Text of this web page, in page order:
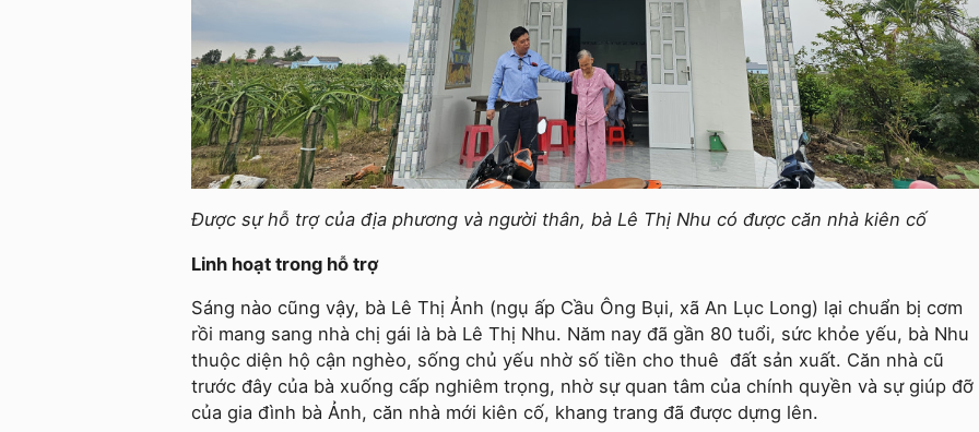
Được sự hỗ trợ của địa phương và người thân, bà Lê Thị Nhu có được căn nhà kiên cố
Linh hoạt trong hỗ trợ
Sáng nào cũng vậy, bà Lê Thị Ảnh (ngụ ấp Cầu Ông Bụi, xã An Lục Long) lại chuẩn bị cơm
rồi mang sang nhà chị gái là bà Lê Thị Nhu. Năm nay đã gần 80 tuổi, sức khỏe yếu, bà Nhu
thuộc diện hộ cận nghèo, sống chủ yếu nhờ số tiền cho thuê đất sản xuất. Căn nhà cũ
trước đây của bà xuống cấp nghiêm trọng, nhờ sự quan tâm của chính quyền và sự giúp đỡ
của gia đình bà Ảnh, căn nhà mới kiên cố, khang trang đã được dựng lên.